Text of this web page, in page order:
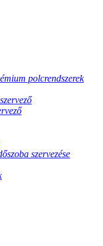
polcrendszerek
szervezése